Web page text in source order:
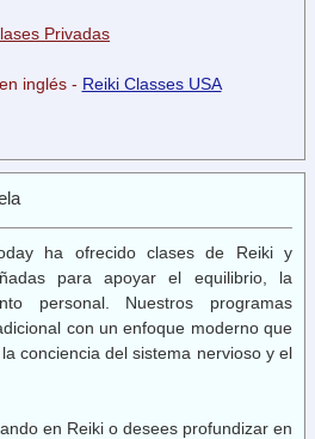
Privadas
inglés - Reiki Classes USA
ha ofrecido clases de Reiki y
para apoyar el equilibrio, la
personal. Nuestros programas
con un enfoque moderno que
conciencia del sistema nervioso y el
en Reiki o desees profundizar en